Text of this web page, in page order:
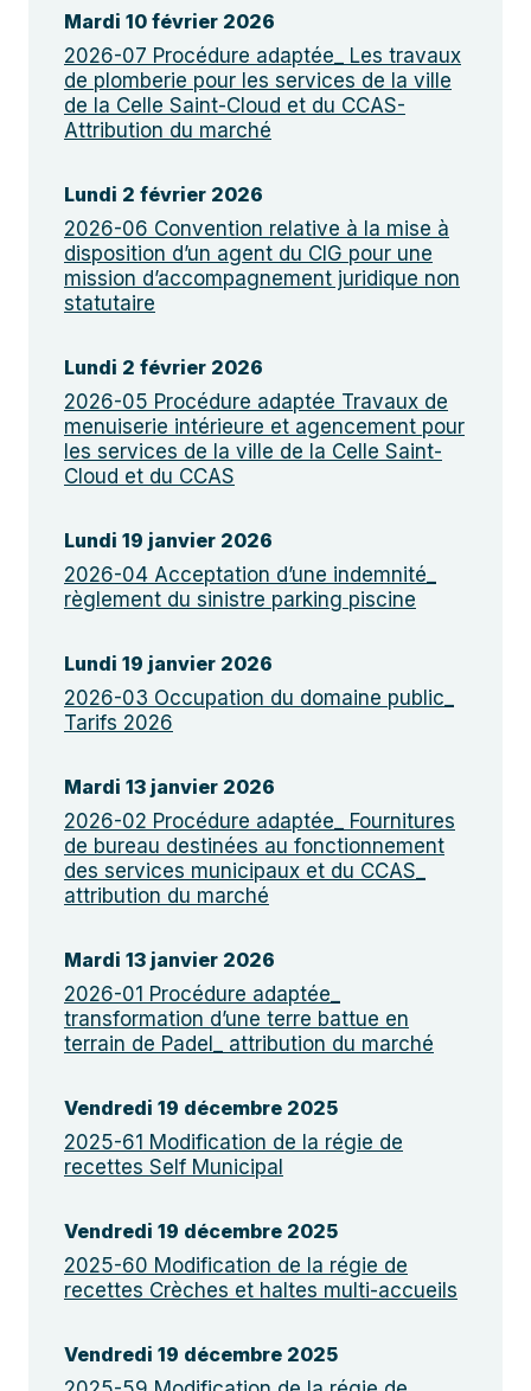
Mardi 10 février 2026
2026-07 Procédure adaptée_ Les travaux
de plomberie pour les services de la ville
de la Celle Saint-Cloud et du CCAS-
Attribution du marché
Lundi 2 février 2026
2026-06 Convention relative à la mise à
disposition d’un agent du CIG pour une
mission d’accompagnement juridique non
statutaire
Lundi 2 février 2026
2026-05 Procédure adaptée Travaux de
menuiserie intérieure et agencement pour
les services de la ville de la Celle Saint-
Cloud et du CCAS
Lundi 19 janvier 2026
2026-04 Acceptation d’une indemnité_
règlement du sinistre parking piscine
Lundi 19 janvier 2026
2026-03 Occupation du domaine public_
Tarifs 2026
Mardi 13 janvier 2026
2026-02 Procédure adaptée_ Fournitures
de bureau destinées au fonctionnement
des services municipaux et du CCAS_
attribution du marché
Mardi 13 janvier 2026
2026-01 Procédure adaptée_
transformation d’une terre battue en
terrain de Padel_ attribution du marché
Vendredi 19 décembre 2025
2025-61 Modification de la régie de
recettes Self Municipal
Vendredi 19 décembre 2025
2025-60 Modification de la régie de
recettes Crèches et haltes multi-accueils
Vendredi 19 décembre 2025